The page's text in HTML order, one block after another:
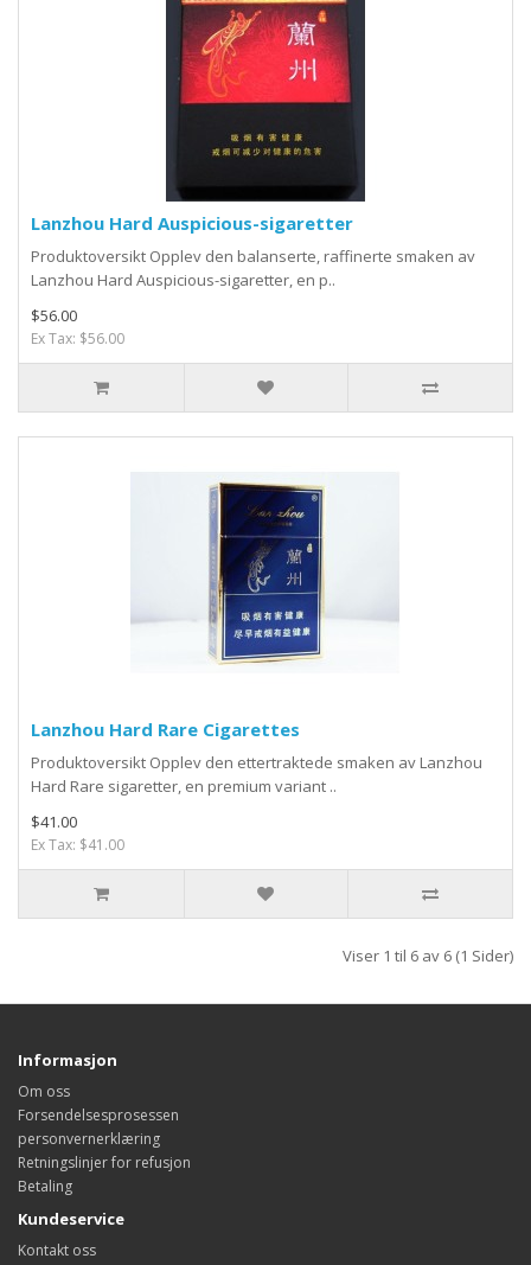
Lanzhou Hard Auspicious-sigaretter
Produktoversikt Opplev den balanserte, raffinerte smaken av
Lanzhou Hard Auspicious-sigaretter, en p..
$56.00
Ex Tax: $56.00
Lanzhou Hard Rare Cigarettes
Produktoversikt Opplev den ettertraktede smaken av Lanzhou
Hard Rare sigaretter, en premium variant ..
$41.00
Ex Tax: $41.00
Viser 1 til 6 av 6 (1 Sider)
Informasjon
Om oss
Forsendelsesprosessen
personvernerklæring
Retningslinjer for refusjon
Betaling
Kundeservice
Kontakt oss